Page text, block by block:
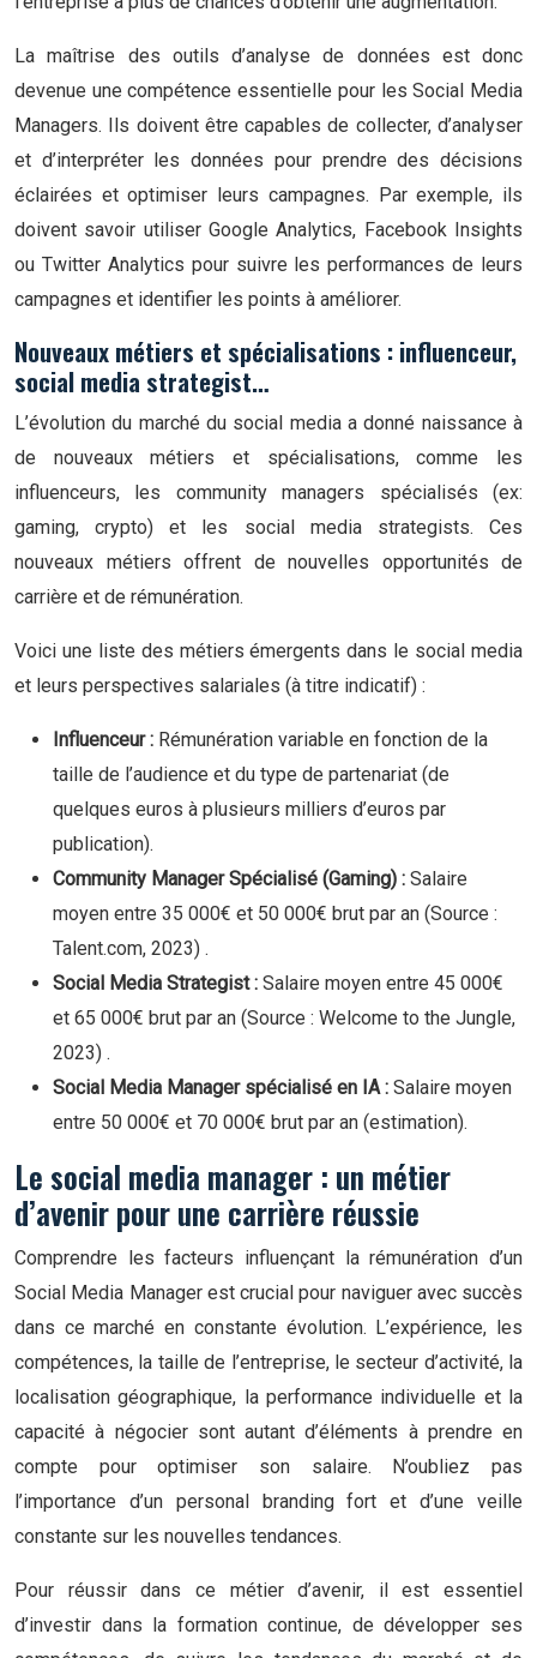
La maîtrise des outils d’analyse de données est donc
devenue une compétence essentielle pour les Social Media
Managers. Ils doivent être capables de collecter, d’analyser
et d’interpréter les données pour prendre des décisions
éclairées et optimiser leurs campagnes. Par exemple, ils
doivent savoir utiliser Google Analytics, Facebook Insights
ou Twitter Analytics pour suivre les performances de leurs
campagnes et identifier les points à améliorer.
Nouveaux métiers et spécialisations : influenceur,
social media strategist…
L’évolution du marché du social media a donné naissance à
de nouveaux métiers et spécialisations, comme les
influenceurs, les community managers spécialisés (ex:
gaming, crypto) et les social media strategists. Ces
nouveaux métiers offrent de nouvelles opportunités de
carrière et de rémunération.
Voici une liste des métiers émergents dans le social media
et leurs perspectives salariales (à titre indicatif) :
Influenceur : Rémunération variable en fonction de la
taille de l’audience et du type de partenariat (de
quelques euros à plusieurs milliers d’euros par
publication).
Community Manager Spécialisé (Gaming) : Salaire
moyen entre 35 000€ et 50 000€ brut par an (Source :
Talent.com, 2023) .
Social Media Strategist : Salaire moyen entre 45 000€
et 65 000€ brut par an (Source : Welcome to the Jungle,
2023) .
Social Media Manager spécialisé en IA : Salaire moyen
entre 50 000€ et 70 000€ brut par an (estimation).
Le social media manager : un métier
d’avenir pour une carrière réussie
Comprendre les facteurs influençant la rémunération d’un
Social Media Manager est crucial pour naviguer avec succès
dans ce marché en constante évolution. L’expérience, les
compétences, la taille de l’entreprise, le secteur d’activité, la
localisation géographique, la performance individuelle et la
capacité à négocier sont autant d’éléments à prendre en
compte pour optimiser son salaire. N’oubliez pas
l’importance d’un personal branding fort et d’une veille
constante sur les nouvelles tendances.
Pour réussir dans ce métier d’avenir, il est essentiel
d’investir dans la formation continue, de développer ses